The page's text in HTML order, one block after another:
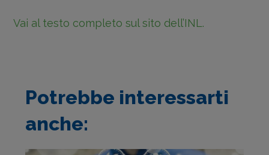
Vai al testo completo sul sito dell’INL.
Potrebbe interessarti
anche: